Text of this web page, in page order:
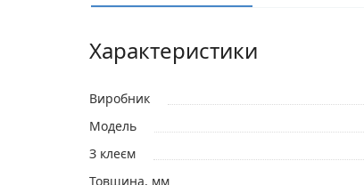
Характеристики
Виробник
Модель
З клеєм
Товщина, мм